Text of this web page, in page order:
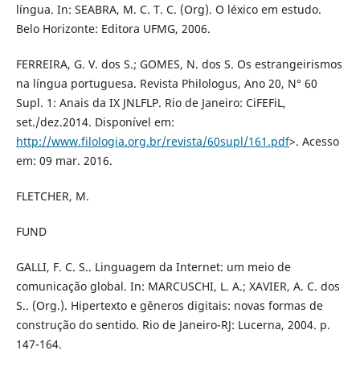
língua. In: SEABRA, M. C. T. C. (Org). O léxico em estudo.
Belo Horizonte: Editora UFMG, 2006.
FERREIRA, G. V. dos S.; GOMES, N. dos S. Os estrangeirismos
na língua portuguesa. Revista Philologus, Ano 20, N° 60
Supl. 1: Anais da IX JNLFLP. Rio de Janeiro: CiFEFiL,
set./dez.2014. Disponível em:
http://www.filologia.org.br/revista/60supl/161.pdf>. Acesso
em: 09 mar. 2016.
FLETCHER, M.
FUND
GALLI, F. C. S.. Linguagem da Internet: um meio de
comunicação global. In: MARCUSCHI, L. A.; XAVIER, A. C. dos
S.. (Org.). Hipertexto e gêneros digitais: novas formas de
construção do sentido. Rio de Janeiro-RJ: Lucerna, 2004. p.
147-164.